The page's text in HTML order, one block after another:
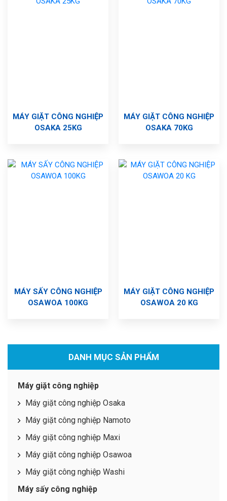
DANH MỤC SẢN PHẨM
Máy giặt công nghiệp
Máy giặt công nghiệp Osaka
Máy giặt công nghiệp Namoto
Máy giặt công nghiệp Maxi
Máy giặt công nghiệp Osawoa
Máy giặt công nghiệp Washi
Máy sấy công nghiệp
MÁY GIẶT CÔNG NGHIỆP
OSAKA 25KG
MÁY GIẶT CÔNG NGHIỆP
OSAKA 70KG
MÁY SẤY CÔNG NGHIỆP
OSAWOA 100KG
MÁY GIẶT CÔNG NGHIỆP
OSAWOA 20 KG